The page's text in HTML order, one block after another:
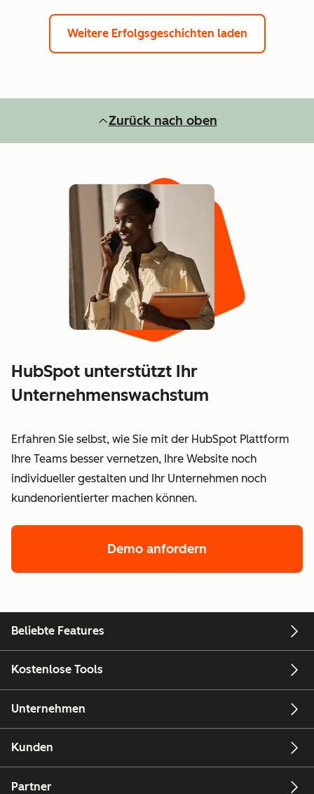
Weitere Erfolgsgeschichten laden
Zurück nach oben
HubSpot unterstützt Ihr
Unternehmenswachstum
Erfahren Sie selbst, wie Sie mit der HubSpot Plattform
Ihre Teams besser vernetzen, Ihre Website noch
individueller gestalten und Ihr Unternehmen noch
kundenorientierter machen können.
Demo anfordern
Beliebte Features
Kostenlose Tools
Unternehmen
Kunden
Partner